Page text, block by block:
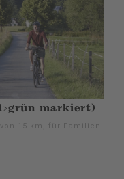
markiert)
15 km, für Familien